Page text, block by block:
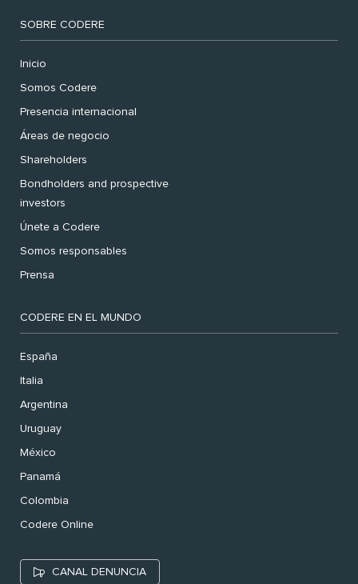
SOBRE CODERE
Inicio
Somos Codere
Presencia internacional
Áreas de negocio
Shareholders
Bondholders and prospective
investors
Únete a Codere
Somos responsables
Prensa
CODERE EN EL MUNDO
España
Italia
Argentina
Uruguay
México
Panamá
Colombia
Codere Online
CANAL DENUNCIA